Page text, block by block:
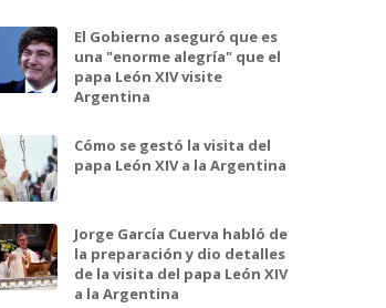
El Gobierno aseguró que es
una "enorme alegría" que el
papa León XIV visite
Argentina
Cómo se gestó la visita del
papa León XIV a la Argentina
Jorge García Cuerva habló de
la preparación y dio detalles
de la visita del papa León XIV
a la Argentina